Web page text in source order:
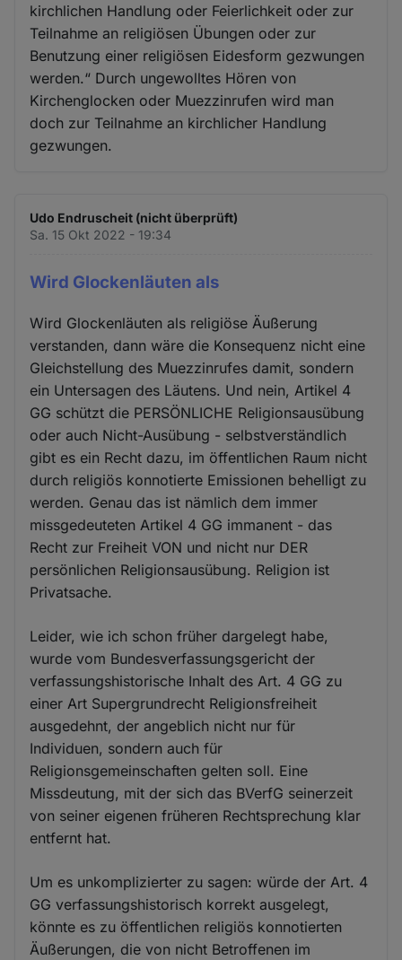
kirchlichen Handlung oder Feierlichkeit oder zur
Teilnahme an religiösen Übungen oder zur
Benutzung einer religiösen Eidesform gezwungen
werden.“ Durch ungewolltes Hören von
Kirchenglocken oder Muezzinrufen wird man
doch zur Teilnahme an kirchlicher Handlung
gezwungen.
Udo Endruscheit (nicht überprüft)
Sa. 15 Okt 2022 - 19:34
Wird Glockenläuten als
Wird Glockenläuten als religiöse Äußerung
verstanden, dann wäre die Konsequenz nicht eine
Gleichstellung des Muezzinrufes damit, sondern
ein Untersagen des Läutens. Und nein, Artikel 4
GG schützt die PERSÖNLICHE Religionsausübung
oder auch Nicht-Ausübung - selbstverständlich
gibt es ein Recht dazu, im öffentlichen Raum nicht
durch religiös konnotierte Emissionen behelligt zu
werden. Genau das ist nämlich dem immer
missgedeuteten Artikel 4 GG immanent - das
Recht zur Freiheit VON und nicht nur DER
persönlichen Religionsausübung. Religion ist
Privatsache.
Leider, wie ich schon früher dargelegt habe,
wurde vom Bundesverfassungsgericht der
verfassungshistorische Inhalt des Art. 4 GG zu
einer Art Supergrundrecht Religionsfreiheit
ausgedehnt, der angeblich nicht nur für
Individuen, sondern auch für
Religionsgemeinschaften gelten soll. Eine
Missdeutung, mit der sich das BVerfG seinerzeit
von seiner eigenen früheren Rechtsprechung klar
entfernt hat.
Um es unkomplizierter zu sagen: würde der Art. 4
GG verfassungshistorisch korrekt ausgelegt,
könnte es zu öffentlichen religiös konnotierten
Äußerungen, die von nicht Betroffenen im